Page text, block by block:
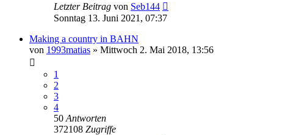
Letzter Beitrag von Seb144
Sonntag 13. Juni 2021, 07:37
Making a country in BAHN
von 1993matias » Mittwoch 2. Mai 2018, 13:56
1
2
3
4
50 Antworten
372108 Zugriffe